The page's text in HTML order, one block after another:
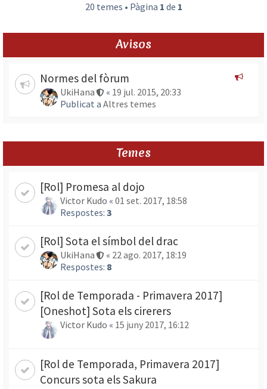
20 temes • Pàgina 1 de 1
Avisos
Normes del fòrum
UkiHana « 19 jul. 2015, 20:33
Publicat a Altres temes
Temes
[Rol] Promesa al dojo
Victor Kudo « 01 set. 2017, 18:58
Respostes: 3
[Rol] Sota el símbol del drac
UkiHana « 22 ago. 2017, 18:19
Respostes: 8
[Rol de Temporada - Primavera 2017]
[Oneshot] Sota els cirerers
Victor Kudo « 15 juny 2017, 16:12
[Rol de Temporada, Primavera 2017]
Concurs sota els Sakura